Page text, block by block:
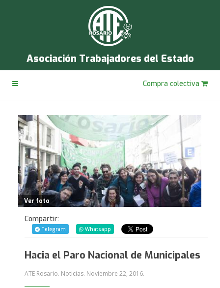
Asociación Trabajadores del Estado
Compra colectiva
Ver foto
Compartir:
Telegram Whatsapp
Hacia el Paro Nacional de Municipales
ATE Rosario. Noticias. Noviembre 22, 2016.